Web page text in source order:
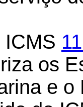
ICMS
os
e